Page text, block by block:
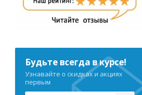
Будьте всегда в курсе!
Узнавайте о скидках и акциях
первым